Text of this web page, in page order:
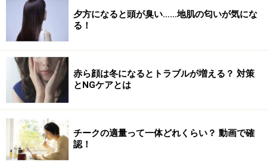
■DATA
パナソニック「バイタリフト かっさ EH-SP85」
価格：3万3660円（税込）※ガイド調べ
質量：約165グラム（キャップ除く）
充電時間：約3時間（室温15～35度）
モード：温感2段階、EMS6段階
40代におすすめの人気美容家電4：美顔器
夕方になると頭が臭い……地肌の匂いが気にな
る！
赤ら顔は冬になるとトラブルが増える？ 対策
とNGケアとは
チークの適量って一体どれくらい？ 動画で確
認！